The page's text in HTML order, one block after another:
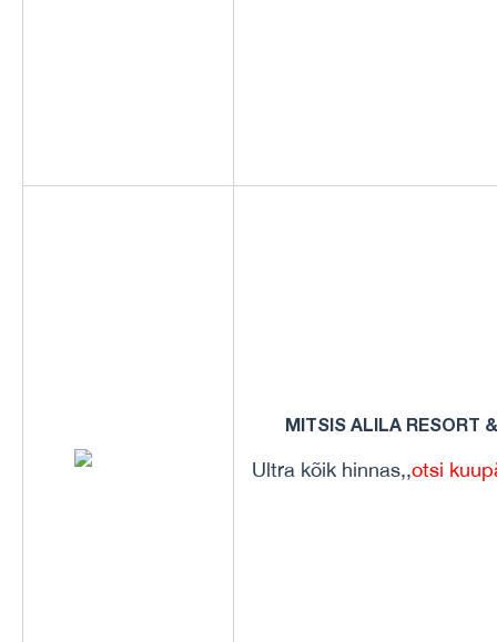
MITSIS ALILA RESORT
Ultra kõik hinnas,,otsi